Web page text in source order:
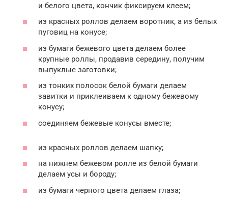
и белого цвета, кончик фиксируем клеем;
из красных роллов делаем воротник, а из белых
пуговиц на конусе;
из бумаги бежевого цвета делаем более
крупные роллы, продавив середину, получим
выпуклые заготовки;
из тонких полосок белой бумаги делаем
завитки и приклеиваем к одному бежевому
конусу;
соединяем бежевые конусы вместе;
из красных роллов делаем шапку;
на нижнем бежевом ролле из белой бумаги
делаем усы и бороду;
из бумаги черного цвета делаем глаза;